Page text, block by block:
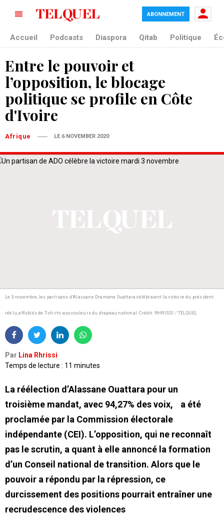
ABONNEMENT
Accueil Podcasts Diaspora Qitab Politique
Entre le pouvoir et
l’opposition, le blocage
politique se profile en Côte
d'Ivoire
Afrique LE 6 NOVEMBER 2020
Le 3 novembre, les partisans d’Alassane Dramane Ouattara célébraient la victoire du président
réélu, affublés de T-shirts aux couleurs du drapeau national.Crédit: RHRISSI / TELQUEL
Par Lina Rhrissi
Temps de lecture : 11 minutes
La réélection d’Alassane Ouattara pour un
troisième mandat, avec 94,27% des voix, a été
proclamée par la Commission électorale
indépendante (CEI). L’opposition, qui ne reconnaît
pas le scrutin, a quant à elle annoncé la formation
d’un Conseil national de transition. Alors que le
pouvoir a répondu par la répression, ce
durcissement des positions pourrait entraîner une
recrudescence des violences